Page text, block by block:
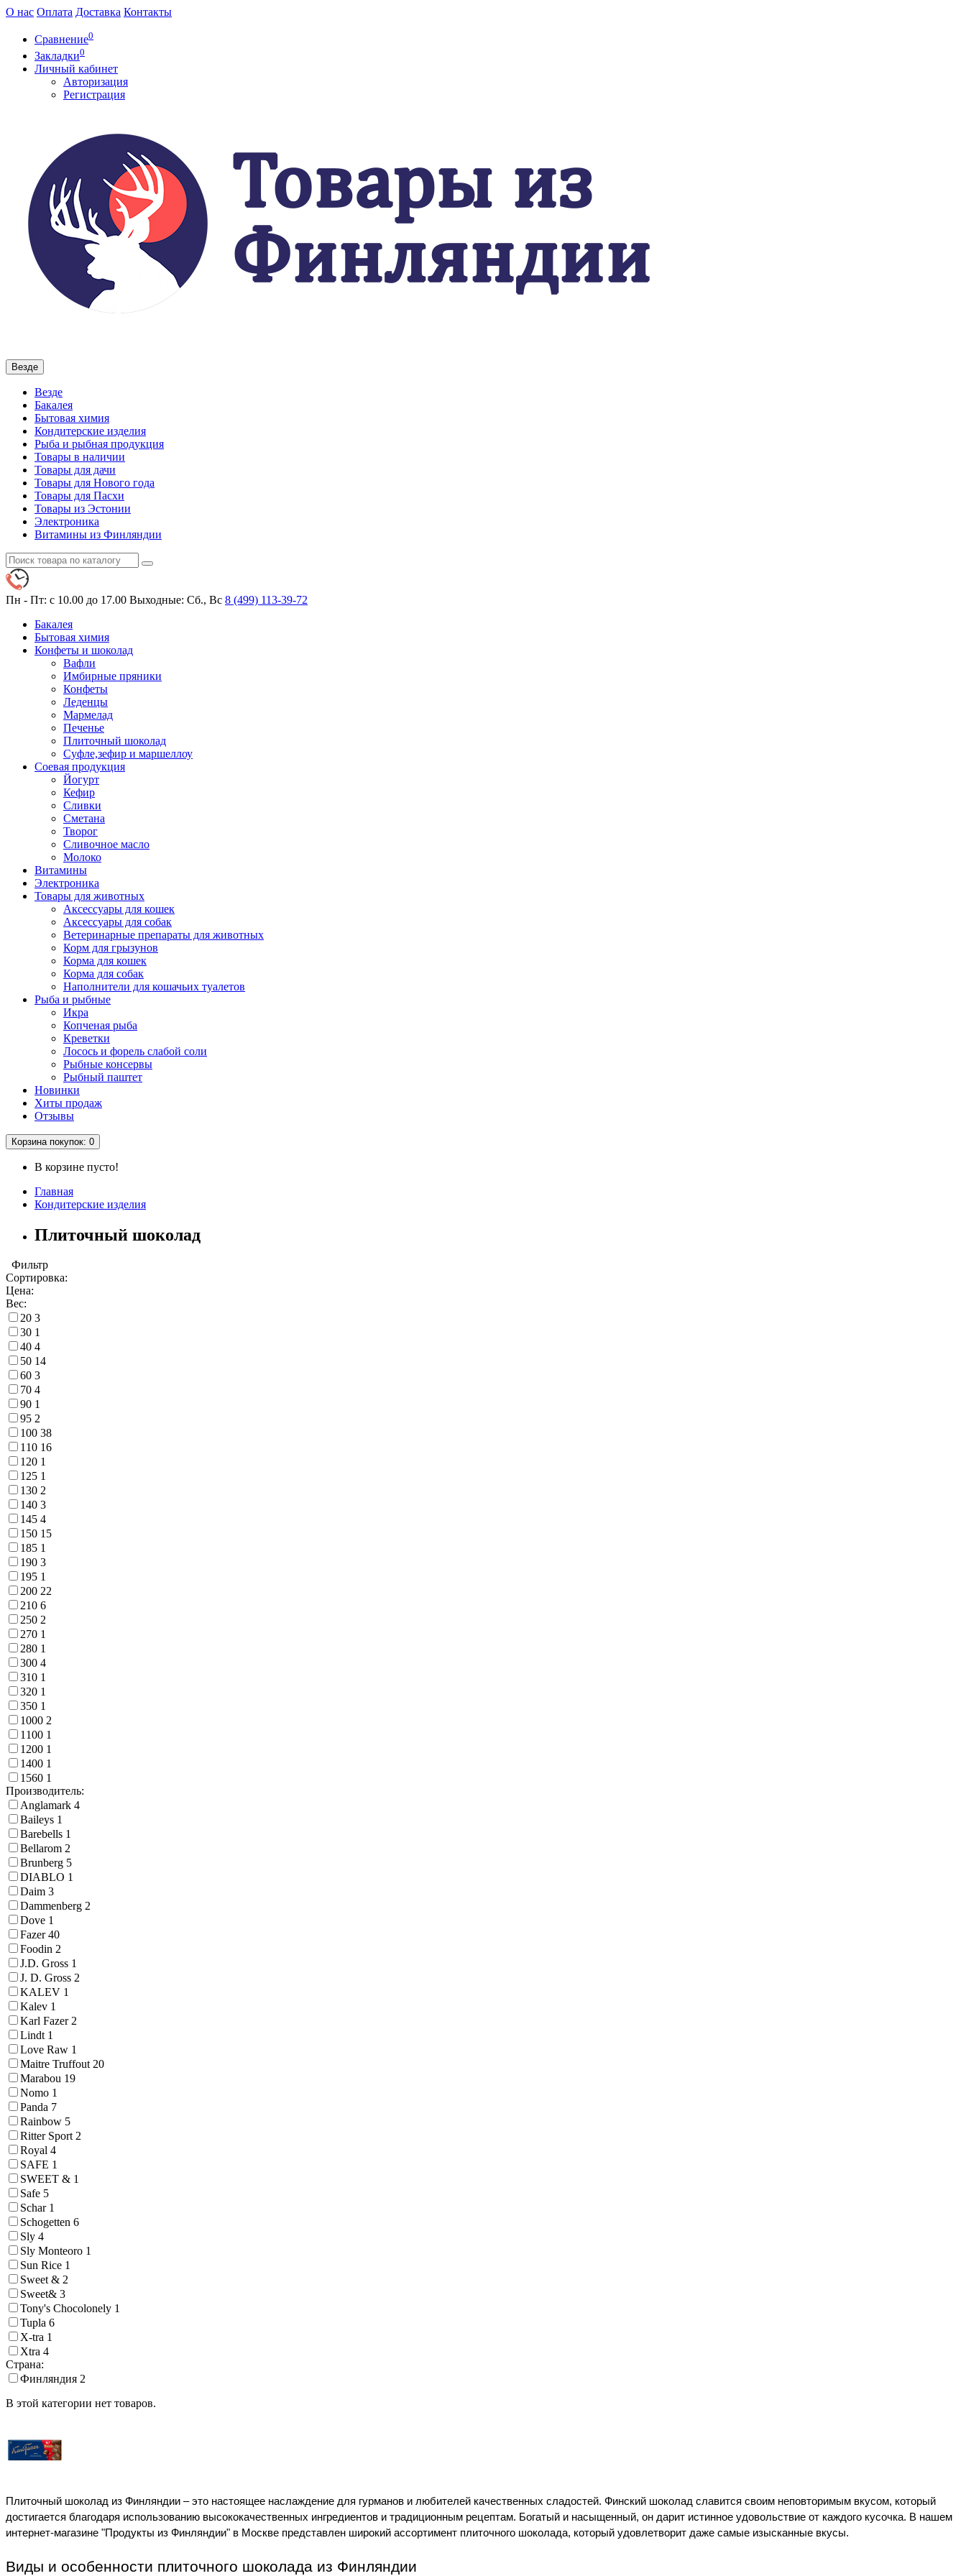
О нас Оплата Доставка Контакты
Сравнение0
Закладки0
Личный кабинет
Авторизация
Регистрация
Везде
Везде
Бакалея
Бытовая химия
Кондитерские изделия
Рыба и рыбная продукция
Товары в наличии
Товары для дачи
Товары для Нового года
Товары для Пасхи
Товары из Эстонии
Электроника
Витамины из Финляндии
Пн - Пт: с 10.00 до 17.00 Выходные: Сб., Вс 8 (499) 113-39-72
Бакалея
Бытовая химия
Конфеты и шоколад
Вафли
Имбирные пряники
Конфеты
Леденцы
Мармелад
Печенье
Плиточный шоколад
Суфле,зефир и маршеллоу
Соевая продукция
Йогурт
Кефир
Сливки
Сметана
Творог
Сливочное масло
Молоко
Витамины
Электроника
Товары для животных
Аксессуары для кошек
Аксессуары для собак
Ветеринарные препараты для животных
Корм для грызунов
Корма для кошек
Корма для собак
Наполнители для кошачьих туалетов
Рыба и рыбные
Икра
Копченая рыба
Креветки
Лосось и форель слабой соли
Рыбные консервы
Рыбный паштет
Новинки
Хиты продаж
Отзывы
Корзина покупок: 0
В корзине пусто!
Главная
Кондитерские изделия
Плиточный шоколад
Фильтр
Сортировка:
Цена:
Вес:
20 3
30 1
40 4
50 14
60 3
70 4
90 1
95 2
100 38
110 16
120 1
125 1
130 2
140 3
145 4
150 15
185 1
190 3
195 1
200 22
210 6
250 2
270 1
280 1
300 4
310 1
320 1
350 1
1000 2
1100 1
1200 1
1400 1
1560 1
Производитель:
Anglamark 4
Baileys 1
Barebells 1
Bellarom 2
Brunberg 5
DIABLO 1
Daim 3
Dammenberg 2
Dove 1
Fazer40
Foodin 2
J.D. Gross 1
J. D. Gross 2
KALEV 1
Kalev 1
Karl Fazer2
Lindt 1
Love Raw 1
Maitre Truffout20
Marabou 19
Nomo 1
Panda 7
Rainbow 5
Ritter Sport2
Royal 4
SAFE 1
SWEET & 1
Safe 5
Schar 1
Schogetten 6
Sly 4
Sly Monteoro 1
Sun Rice 1
Sweet & 2
Sweet& 3
Tony's Chocolonely 1
Tupla 6
X-tra 1
Xtra 4
Страна:
Финляндия 2
В этой категории нет товаров.
Плиточный шоколад из Финляндии – это настоящее наслаждение для гурманов и любителей качественных сладостей. Финский шоколад славится своим неповторимым вкусом, который
достигается благодаря использованию высококачественных ингредиентов и традиционным рецептам. Богатый и насыщенный, он дарит истинное удовольствие от каждого кусочка. В нашем
интернет-магазине "Продукты из Финляндии" в Москве представлен широкий ассортимент плиточного шоколада, который удовлетворит даже самые изысканные вкусы.
Виды и особенности плиточного шоколада из Финляндии